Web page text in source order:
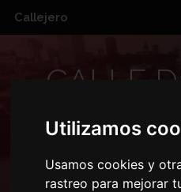
Utilizamos
Usamos cookies y
rastreo para mejorar
Callejero
CALLE
28009